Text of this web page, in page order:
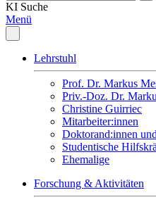
KI Suche
Menü
Lehrstuhl
Prof. Dr. Markus
Priv.-Doz. Dr.
Christine Guirriec
Mitarbeiter:innen
Doktorand:innen
Studentische
Ehemalige
Forschung & Aktivitäten